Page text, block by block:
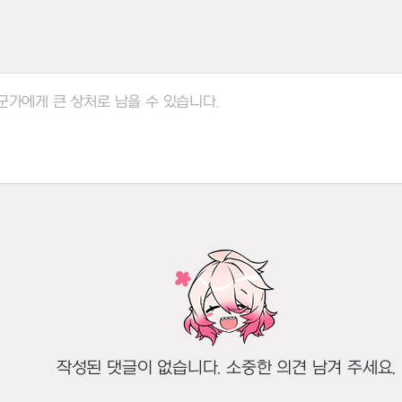
작성된 댓글이 없습니다. 소중한 의견 남겨 주세요.